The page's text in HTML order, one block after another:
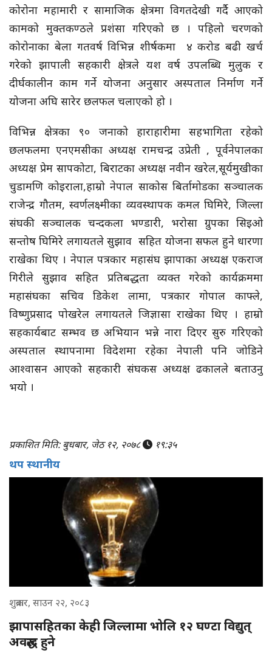
कोरोना महामारी र सामाजिक क्षेत्रमा विगतदेखी गर्दै आएको
कामको मुक्तकण्ठले प्रशंसा गरिएको छ । पहिलो चरणको
कोरोनाका बेला गतवर्ष विभिन्न शीर्षकमा ४ करोड बढी खर्च
गरेको झापाली सहकारी क्षेत्रले यश वर्ष उपलब्धि मुलुक र
दीर्घकालीन काम गर्ने योजना अनुसार अस्पताल निर्माण गर्ने
योजना अघि सारेर छलफल चलाएको हो ।
विभिन्न क्षेत्रका ९० जनाको हाराहारीमा सहभागिता रहेको
छलफलमा एनएमसीका अध्यक्ष रामचन्द्र उप्रेती , पूर्वनेपालका
अध्यक्ष प्रेम सापकोटा, बिराटका अध्यक्ष नवीन खरेल,सूर्यमुखीका
चुडामणि कोइराला,हाम्रो नेपाल साकोस बिर्तामोडका सञ्चालक
राजेन्द्र गौतम, स्वर्णलक्ष्मीका व्यवस्थापक कमल घिमिरे, जिल्ला
संघकी सञ्चालक चन्दकला भण्डारी, भरोसा ग्रुपका सिइओ
सन्तोष घिमिरे लगायतले सुझाव सहित योजना सफल हुने धारणा
राखेका थिए । नेपाल पत्रकार महासंघ झापाका अध्यक्ष एकराज
गिरीले सुझाव सहित प्रतिबद्धता व्यक्त गरेको कार्यक्रममा
महासंघका सचिव डिकेश लामा, पत्रकार गोपाल काफ्ले,
विष्णुप्रसाद पोखरेल लगायतले जिज्ञासा राखेका थिए । हाम्रो
सहकार्यबाट सम्भव छ अभियान भन्ने नारा दिएर सुरु गरिएको
अस्पताल स्थापनामा विदेशमा रहेका नेपाली पनि जोडिने
आश्वासन आएको सहकारी संघकस अध्यक्ष ढकालले बताउनु
भयो ।
प्रकाशित मिति: बुधबार, जेठ १२, २०७८ १९:३५
थप स्थानीय
शुक्रबार, साउन २२, २०८३
झापासहितका केही जिल्लामा भोलि १२ घण्टा विद्युत्
अवरुद्ध हुने